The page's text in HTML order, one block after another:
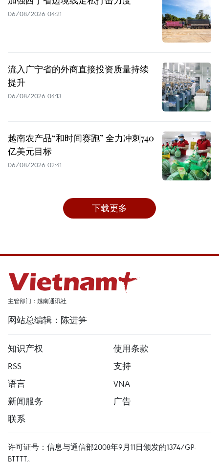
06/08/2026 04:21
流入广宁省的外商直接投资质量持续
提升
06/08/2026 04:13
越南农产品“和时间赛跑” 全力冲刺740
亿美元目标
06/08/2026 02:41
下载更多
主管部门：越南通讯社
网站总编辑：陈进笋
知识产权
使用条款
RSS
支持
语言
VNA
新闻服务
广告
联系
许可证号：信息与通信部2008年9月11日颁发的1374/GP-
BTTTT。